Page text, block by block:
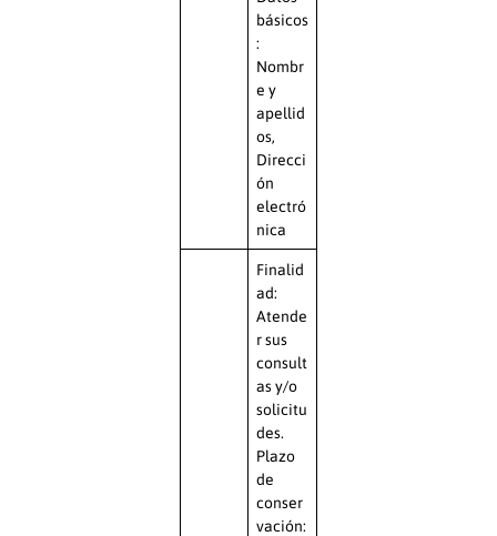
básicos
:
Nombr
e y
apellid
os,
Direcci
ón
electró
nica
Finalid
ad:
Atende
r sus
consult
as y/o
solicitu
des.
Plazo
de
conser
vación: